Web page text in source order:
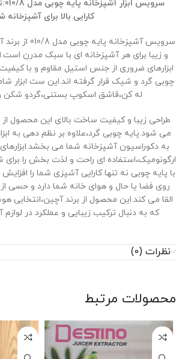
سرویس ابزار آشپزخانه پایه چوبی مدل 010/8
کارایی بالا برای آشپزخانه
سرویس
و زیبا برای هر آشپزخانه ‌ای با سبک مدرن
ابزارهای ضروری از جنس استیل مقاوم و با
چوبی گرد و شیک قرار گرفته ‌اند.این ست ابزار
له کن،قاشق اسکوپ بستنی،گردو‌ شکن
طراحی زیبا و کیفیت ساخت بالای این محصول
می ‌شود.پایه چوبی گرد،علاوه بر نظم ‌دهی به
به دکوراسیون آشپزخانه شما می‌ بخشد.ابزارهای
ارگونومیک،استفاده ‌ای راحت و لذت ‌بخش را برای
با پایه چوبی نه تنها کارایی آشپزی شما را
روی فضا یا حال و هوای خانه شما دارد و حسی از
القا می ‌کند.این محصول از برند آچین،انتخابی
که به دنبال ترکیب زیبایی و عملکرد در
نظرات (0)
محصولات مرتبط